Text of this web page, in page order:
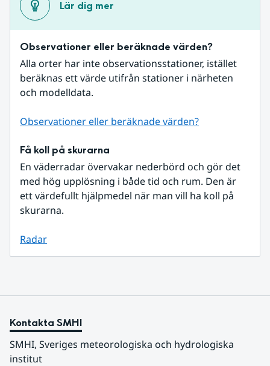
Lär dig mer
Observationer eller beräknade värden?
Alla orter har inte observationsstationer, istället
beräknas ett värde utifrån stationer i närheten
och modelldata.
Observationer eller beräknade värden?
Få koll på skurarna
En väderradar övervakar nederbörd och gör det
med hög upplösning i både tid och rum. Den är
ett värdefullt hjälpmedel när man vill ha koll på
skurarna.
Radar
Kontakta SMHI
SMHI, Sveriges meteorologiska och hydrologiska
institut